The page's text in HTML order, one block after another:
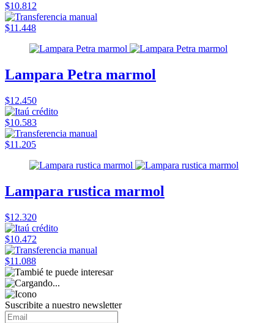
$10.812
$11.448
Lampara Petra marmol
$12.450
$10.583
$11.205
Lampara rustica marmol
$12.320
$10.472
$11.088
Suscribite a nuestro newsletter